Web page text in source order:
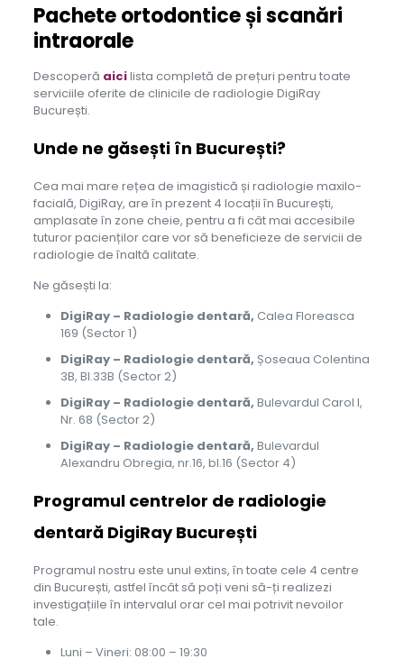
Pachete ortodontice și scanări
intraorale
Descoperă aicilista completă de prețuri pentru toate
serviciile oferite de clinicile de radiologie DigiRay
București.
Unde ne găsești în București?
Cea mai mare rețea de imagistică și radiologie maxilo-
facială, DigiRay, are în prezent 4 locații în București,
amplasate în zone cheie, pentru a fi cât mai accesibile
tuturor pacienților care vor să beneficieze de servicii de
radiologie de înaltă calitate.
Ne găsești la:
DigiRay – Radiologie dentară, Calea Floreasca
169 (Sector 1)
DigiRay – Radiologie dentară, Șoseaua Colentina
3B, Bl.33B (Sector 2)
DigiRay – Radiologie dentară, Bulevardul Carol I,
Nr. 68 (Sector 2)
DigiRay – Radiologie dentară, Bulevardul
Alexandru Obregia, nr.16, bl.16 (Sector 4)
Programul centrelor de radiologie
dentară DigiRay București
Programul nostru este unul extins, în toate cele 4 centre
din București, astfel încât să poți veni să-ți realizezi
investigațiile în intervalul orar cel mai potrivit nevoilor
tale.
Luni – Vineri: 08:00 – 19:30